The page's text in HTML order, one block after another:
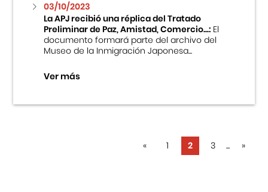
03/10/2023
La APJ recibió una réplica del Tratado
Preliminar de Paz, Amistad, Comercio...:El
documento formará parte del archivo del
Museo de la Inmigración Japonesa...
Ver más
« 1 2 3 ... »